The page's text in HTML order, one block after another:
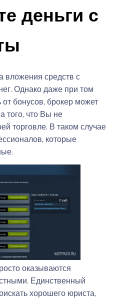
деньги с
вложения средств с
Однако даже при том
бонусов, брокер может
того, что Вы не
торговле. В таком случае
которые
оказываются
Единственный
хорошего юриста,